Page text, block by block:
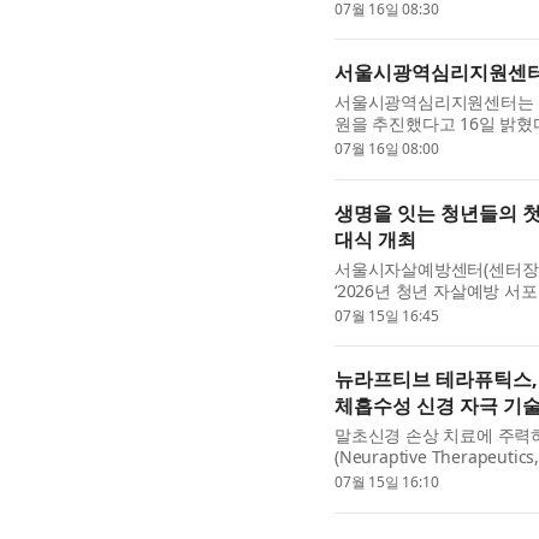
의 구조와 기구 운용 방식
07월 16일 08:30
서울시광역심리지원센
서울시광역심리지원센터
원을 추진했다고 16일 밝
를 반영해...
07월 16일 08:00
생명을 잇는 청년들의
대식 개최
서울시자살예방센터(센터
‘2026년 청년 자살예방 서
청년 서포터즈가 한자리에
07월 15일 16:45
뉴라프티브 테라퓨틱
체흡수성 신경 자극 기
말초신경 손상 치료에 주
(Neuraptive Therapeutics,
무선 전자 자극 장치에 대
07월 15일 16:10